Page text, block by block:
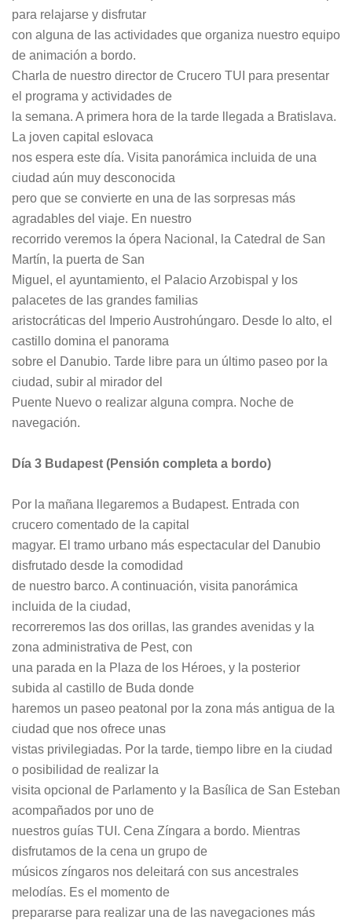
para relajarse y disfrutar
con alguna de las actividades que organiza nuestro equipo
de animación a bordo.
Charla de nuestro director de Crucero TUI para presentar
el programa y actividades de
la semana. A primera hora de la tarde llegada a Bratislava.
La joven capital eslovaca
nos espera este día. Visita panorámica incluida de una
ciudad aún muy desconocida
pero que se convierte en una de las sorpresas más
agradables del viaje. En nuestro
recorrido veremos la ópera Nacional, la Catedral de San
Martín, la puerta de San
Miguel, el ayuntamiento, el Palacio Arzobispal y los
palacetes de las grandes familias
aristocráticas del Imperio Austrohúngaro. Desde lo alto, el
castillo domina el panorama
sobre el Danubio. Tarde libre para un último paseo por la
ciudad, subir al mirador del
Puente Nuevo o realizar alguna compra. Noche de
navegación.
Día 3 Budapest (Pensión completa a bordo)
Por la mañana llegaremos a Budapest. Entrada con
crucero comentado de la capital
magyar. El tramo urbano más espectacular del Danubio
disfrutado desde la comodidad
de nuestro barco. A continuación, visita panorámica
incluida de la ciudad,
recorreremos las dos orillas, las grandes avenidas y la
zona administrativa de Pest, con
una parada en la Plaza de los Héroes, y la posterior
subida al castillo de Buda donde
haremos un paseo peatonal por la zona más antigua de la
ciudad que nos ofrece unas
vistas privilegiadas. Por la tarde, tiempo libre en la ciudad
o posibilidad de realizar la
visita opcional de Parlamento y la Basílica de San Esteban
acompañados por uno de
nuestros guías TUI. Cena Zíngara a bordo. Mientras
disfrutamos de la cena un grupo de
músicos zíngaros nos deleitará con sus ancestrales
melodías. Es el momento de
prepararse para realizar una de las navegaciones más